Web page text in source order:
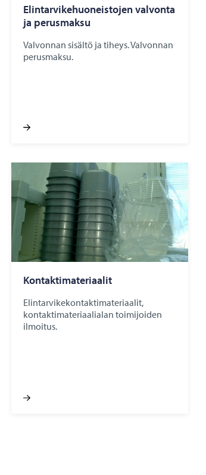
Elintarvikehuoneistojen valvonta
ja perusmaksu
Valvonnan sisältö ja tiheys. Valvonnan
perusmaksu.
Kontaktimateriaalit
Elintarvikekontaktimateriaalit,
kontaktimateriaalialan toimijoiden
ilmoitus.